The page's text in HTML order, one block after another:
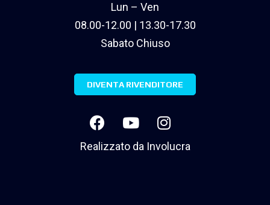
Lun – Ven
08.00-12.00 | 13.30-17.30
Sabato Chiuso
DIVENTA RIVENDITORE
Realizzato da Involucra